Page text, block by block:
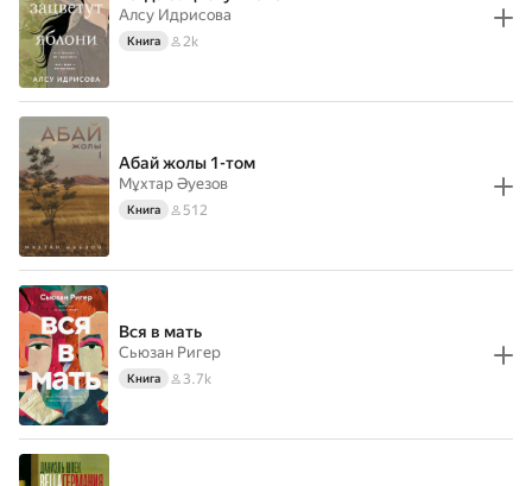
Алсу Идрисова
Книга 2k
Абай жолы 1-том
Мұхтар Әуезов
Книга 512
Вся в мать
Сьюзан Ригер
Книга 3.7k